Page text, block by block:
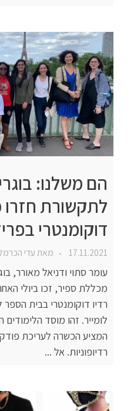
הם משלנו:
לתקשורת חזרו
דוקומנטרי
17.11.2021 מאתעדי
עומר סתוי ודניאל מאורר,
מכללת ספיר, זכו ביולי
רדיו דוקומנטרי בבית הספר
לומייר. זהו מוסד
המציע הכשרה לעריכת
רדיופוניות. אל ...